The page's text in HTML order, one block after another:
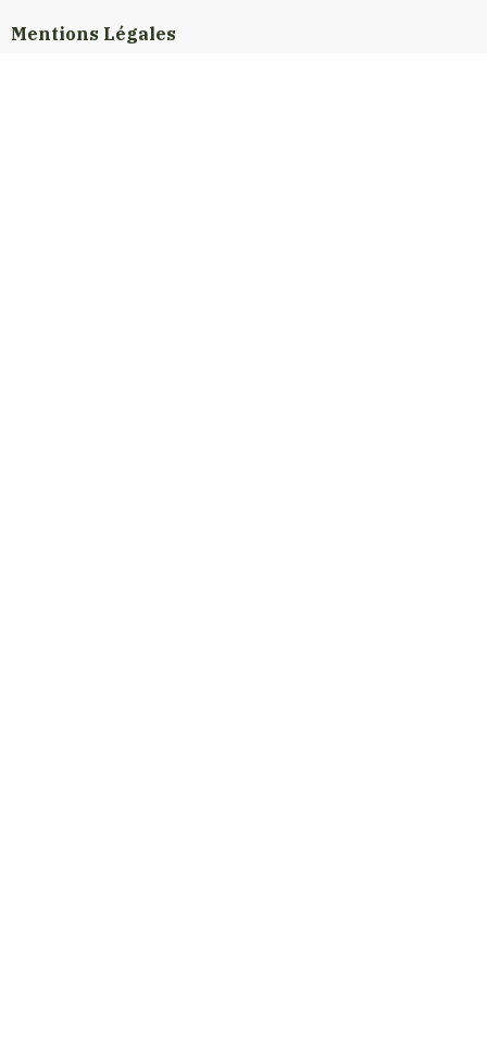
Mentions Légales